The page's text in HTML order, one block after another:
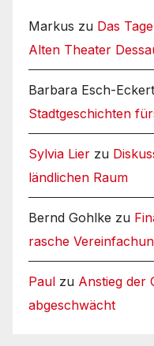
Markus zu Das
Alten Theater
Barbara Esch-Eckert
Stadtgeschichten
Sylvia Lier zu
ländlichen Raum
Bernd Gohlke zu
rasche
Paul zu Anstieg der
abgeschwächt